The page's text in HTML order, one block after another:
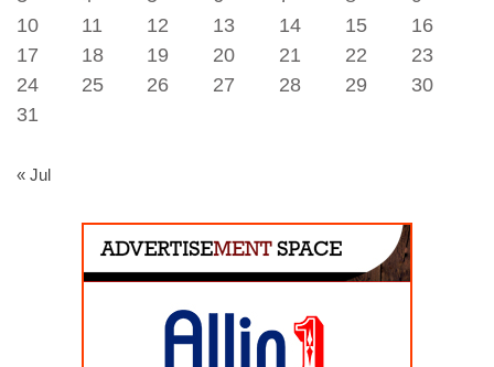
10
11 12 13 14 15
16
17
18 19 20 21 22
23
24
25 26 27 28 29
30
31
« Jul